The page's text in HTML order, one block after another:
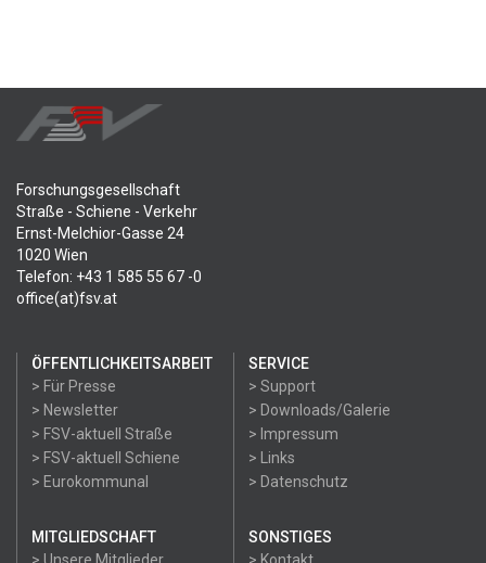
Forschungsgesellschaft
Straße - Schiene - Verkehr
Ernst-Melchior-Gasse 24
1020 Wien
Telefon: +43 1 585 55 67 -0
office(at)fsv.at
ÖFFENTLICHKEITSARBEIT
> Für Presse
> Newsletter
> FSV-aktuell Straße
> FSV-aktuell Schiene
> Eurokommunal
SERVICE
> Support
> Downloads/Galerie
> Impressum
> Links
> Datenschutz
MITGLIEDSCHAFT
SONSTIGES